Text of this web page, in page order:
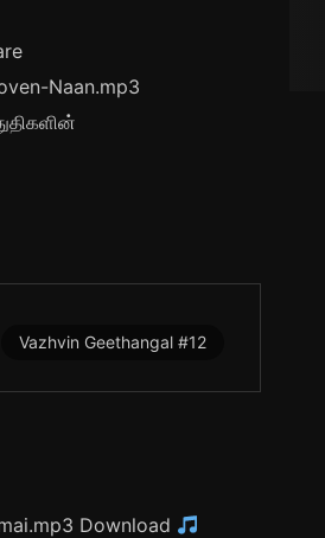
Naan.mp3
Vazhvin Geethangal #12
Download